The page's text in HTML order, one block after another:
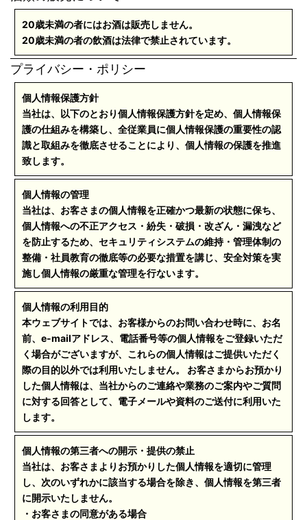
20歳未満の者にはお酒は販売しません。
20歳未満の者の飲酒は法律で禁止されています。
プライバシー・ポリシー
個人情報保護方針
当社は、以下のとおり個人情報保護方針を定め、個人情報保
護の仕組みを構築し、全従業員に個人情報保護の重要性の認
識と取組みを徹底させることにより、個人情報の保護を推進
致します。
個人情報の管理
当社は、お客さまの個人情報を正確かつ最新の状態に保ち、
個人情報への不正アクセス・紛失・破損・改ざん・漏洩など
を防止するため、セキュリティシステムの維持・管理体制の
整備・社員教育の徹底等の必要な措置を講じ、安全対策を実
施し個人情報の厳重な管理を行ないます。
個人情報の利用目的
本ウェブサイトでは、お客様からのお問い合わせ時に、お名
前、e-mailアドレス、電話番号等の個人情報をご登録いただ
く場合がございますが、これらの個人情報はご提供いただく
際の目的以外では利用いたしません。 お客さまからお預かり
した個人情報は、当社からのご連絡や業務のご案内やご質問
に対する回答として、電子メールや資料のご送付に利用いた
します。
個人情報の第三者への開示・提供の禁止
当社は、お客さまよりお預かりした個人情報を適切に管理
し、次のいずれかに該当する場合を除き、個人情報を第三者
に開示いたしません。
・お客さまの同意がある場合